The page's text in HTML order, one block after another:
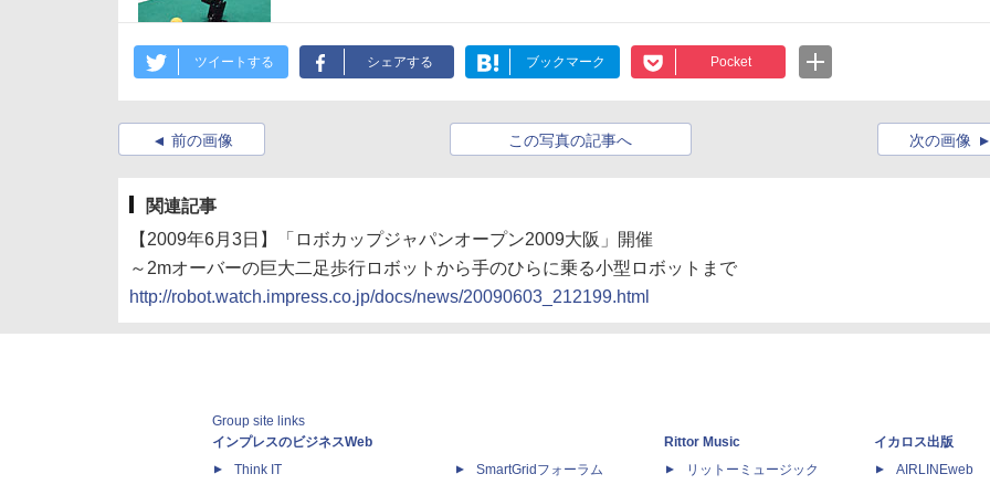
ツイートする シェアする ブックマーク Pocket
前の画像 この写真の記事へ 次の画像
関連記事
【2009年6月3日】「ロボカップジャパンオープン2009大阪」開催
～2mオーバーの巨大二足歩行ロボットから手のひらに乗る小型ロボットまで
http://robot.watch.impress.co.jp/docs/news/20090603_212199.html
Group site links
インプレスのビジネスWeb
Think IT
SmartGridフォーラム
Rittor Music
リットーミュージック
イカロス出版
AIRLINEweb